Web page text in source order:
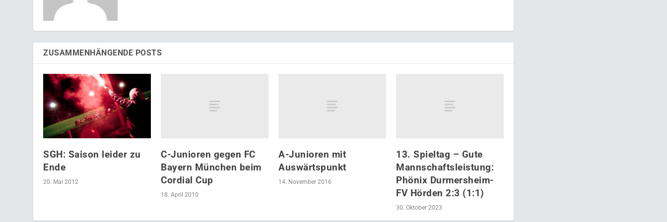
ZUSAMMENHÄNGENDE POSTS
SGH: Saison leider zu
Ende
20. Mai 2012
C-Junioren gegen FC
Bayern München beim
Cordial Cup
18. April 2010
A-Junioren mit
Auswärtspunkt
14. November 2016
13. Spieltag – Gute
Mannschaftsleistung:
Phönix Durmersheim-
FV Hörden 2:3 (1:1)
30. Oktober 2023